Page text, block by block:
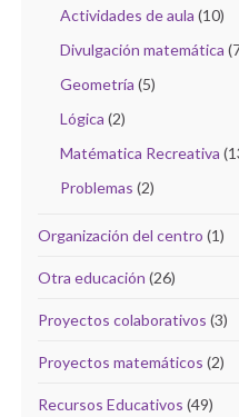
Actividades de aula (10)
Divulgación matemática
Geometría (5)
Lógica (2)
Matématica Recreativa
Problemas (2)
Organización del centro (1)
Otra educación (26)
Proyectos colaborativos (3)
Proyectos matemáticos (2)
Recursos Educativos (49)